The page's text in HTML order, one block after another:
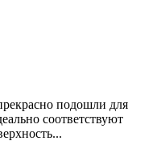
подошли для
соответствуют